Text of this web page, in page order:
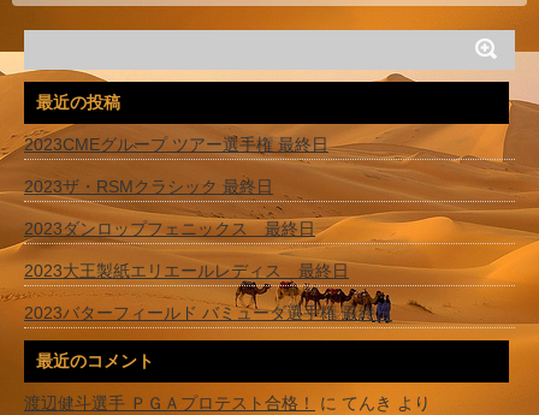
最近の投稿
2023CMEグループ ツアー選手権 最終日
2023ザ・RSMクラシック 最終日
2023ダンロップフェニックス 最終日
2023大王製紙エリエールレディス 最終日
2023バターフィールド バミューダ選手権 最終日
最近のコメント
渡辺健斗選手 ＰＧＡプロテスト合格！ に てんき より